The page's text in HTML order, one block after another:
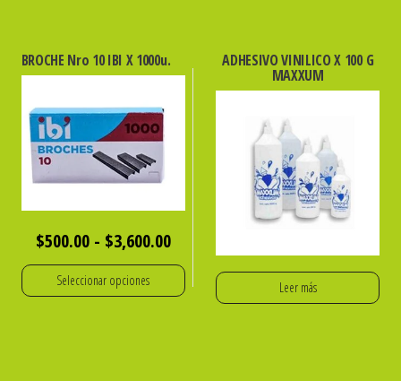
BROCHE Nro 10 IBI X 1000u.
$500.00 - $3,600.00Rango
de
precios:
Seleccionar opciones
ADHESIVO VINILICO X 100 G
MAXXUM
Leer más